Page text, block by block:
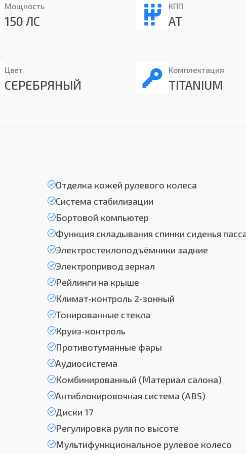
Мощность
150 ЛС
КПП
AT
Цвет
СЕРЕБРЯНЫЙ
Комплектация
TITANIUM
Отделка кожей рулевого колеса
Система стабилизации
Бортовой компьютер
Функция складывания спинки сиденья
Электростеклоподъёмники задние
Электропривод зеркал
Рейлинги на крыше
Климат-контроль 2-зонный
Тонированные стекла
Круиз-контроль
Противотуманные фары
Аудиосистема
Комбинированный (Материал салона)
Антиблокировочная система (ABS)
Диски 17
Регулировка руля по высоте
Мультифункциональное рулевое колесо